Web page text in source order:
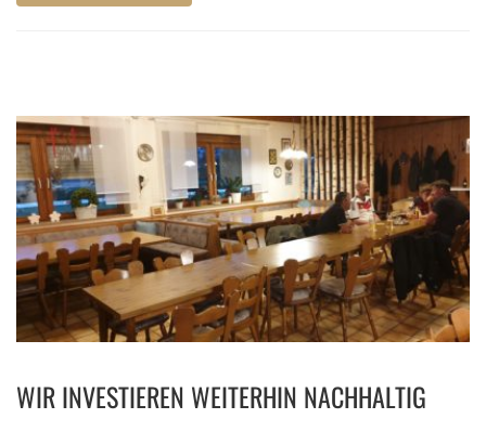
WIR INVESTIEREN WEITERHIN NACHHALTIG